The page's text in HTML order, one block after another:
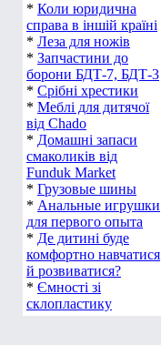
* Коли юридична
справа в іншій країні
* Леза для ножів
* Запчастини до
борони БДТ-7, БДТ-3
* Срібні хрестики
* Меблі для дитячої
від Chado
* Домашні запаси
смаколиків від
Funduk Market
* Грузовые шины
* Анальные игрушки
для первого опыта
* Де дитині буде
комфортно навчатися
й розвиватися?
* Ємності зі
склопластику